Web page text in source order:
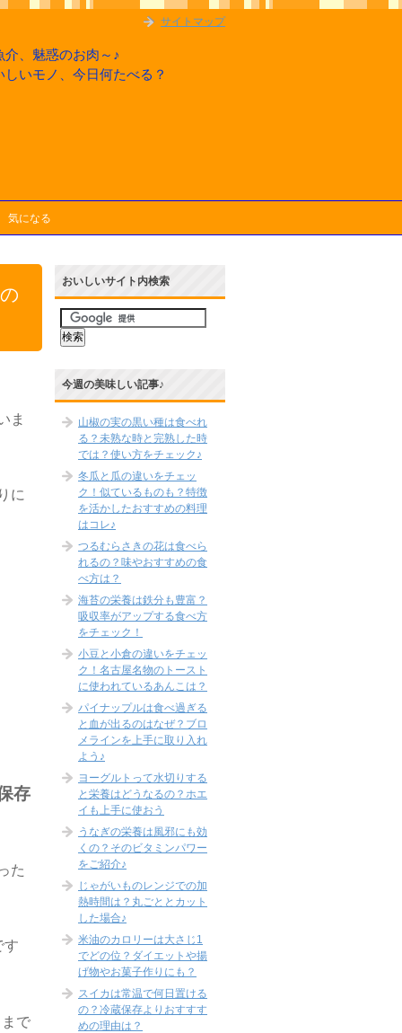
、魅惑のお肉～♪
いモノ、今日何たべる？
気になる
ま
に
存
た
す
で
おいしいサイト内検索
今週の美味しい記事♪
山椒の実の黒い種は食べれ
る？未熟な時と完熟した時
では？使い方をチェック♪
冬瓜と瓜の違いをチェッ
ク！似ているものも？特徴
を活かしたおすすめの料理
はコレ♪
つるむらさきの花は食べら
れるの？味やおすすめの食
べ方は？
海苔の栄養は鉄分も豊富？
吸収率がアップする食べ方
をチェック！
小豆と小倉の違いをチェッ
ク！名古屋名物のトースト
に使われているあんこは？
パイナップルは食べ過ぎる
と血が出るのはなぜ？ブロ
メラインを上手に取り入れ
よう♪
ヨーグルトって水切りする
と栄養はどうなるの？ホエ
イも上手に使おう
うなぎの栄養は風邪にも効
くの？そのビタミンパワー
をご紹介♪
じゃがいものレンジでの加
熱時間は？丸ごととカット
した場合♪
米油のカロリーは大さじ1
でどの位？ダイエットや揚
げ物やお菓子作りにも？
スイカは常温で何日置ける
の？冷蔵保存よりおすすす
めの理由は？
サイトマップ